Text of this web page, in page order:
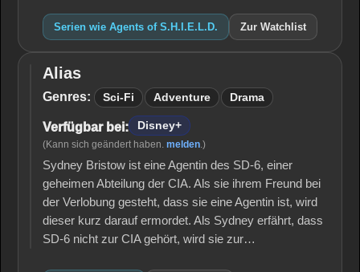
Serien wie Agents of S.H.I.E.L.D. Zur Watchlist
Alias
Alias
Genres: Sci-Fi Adventure Drama
Verfügbar bei: Disney+
(Kann sich geändert haben. melden.)
Sydney Bristow ist eine Agentin des SD-6, einer
geheimen Abteilung der CIA. Als sie ihrem Freund bei
der Verlobung gesteht, dass sie eine Agentin ist, wird
dieser kurz darauf ermordet. Als Sydney erfährt, dass
SD-6 nicht zur CIA gehört, wird sie zur…